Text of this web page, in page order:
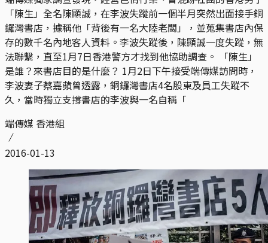
「陳生」全名陳顯誠，在李波失蹤前一個半月突然出面接手銅
鑼灣書店，據稱他「背後有一名大陸老闆」，並蒐集書店內保
存的數千名內地客人資料。李波失蹤後，陳顯誠一度失蹤，無
法聯繫，直至1月7日香港警方才找到他協助調查。 「陳生」
是誰？來書店目的是什麼？ 1月2日下午接受端傳媒訪問時，
李波妻子蔡嘉蘋曾透露，銅鑼灣書店4名股東及員工失蹤不
久，當時獨立支撐書店的李波與一名自稱「
端傳媒 香港組
2016-01-13